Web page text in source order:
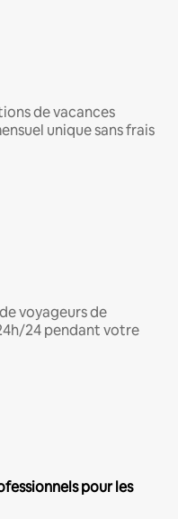
de vacances
unique sans frais
voyageurs de
24 pendant votre
pour les